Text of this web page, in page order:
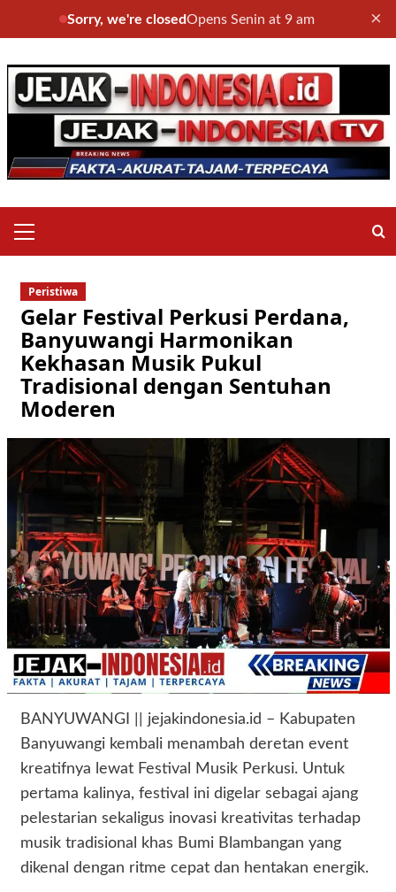
Sorry, we're closedOpens Senin at 9 am ×
to
content
Menu
Peristiwa
Gelar Festival Perkusi Perdana,
Banyuwangi Harmonikan
Kekhasan Musik Pukul
Tradisional dengan Sentuhan
Moderen
BANYUWANGI || jejakindonesia.id – Kabupaten
Banyuwangi kembali menambah deretan event
kreatifnya lewat Festival Musik Perkusi. Untuk
pertama kalinya, festival ini digelar sebagai ajang
pelestarian sekaligus inovasi kreativitas terhadap
musik tradisional khas Bumi Blambangan yang
dikenal dengan ritme cepat dan hentakan energik.